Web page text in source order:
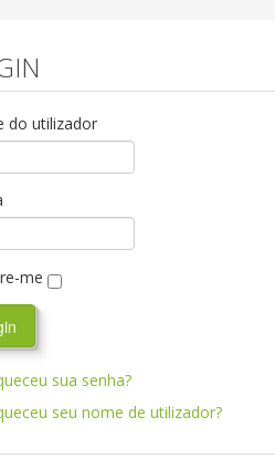
do utilizador
me
sua senha?
seu nome de utilizador?